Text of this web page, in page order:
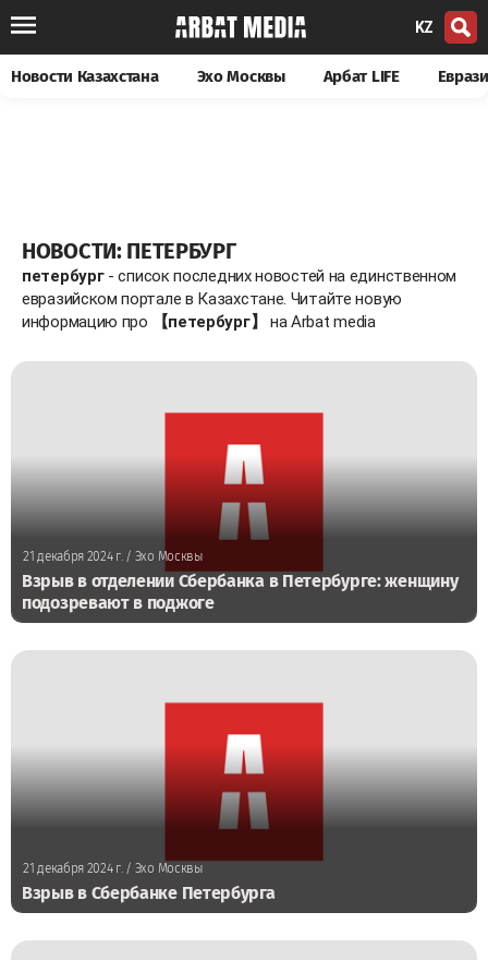
KZ
Новости Казахстана Эхо Москвы Арбат LIFE
НОВОСТИ: ПЕТЕРБУРГ
петербург- список последних новостей на единственном
евразийском портале в Казахстане. Читайте новую
информацию про
【петербург】 на Arbat media
21 декабря 2024 г./ Эхо Москвы
Взрыв в отделении Сбербанка в Петербурге: женщину
подозревают в поджоге
21 декабря 2024 г./ Эхо Москвы
Взрыв в Сбербанке Петербурга